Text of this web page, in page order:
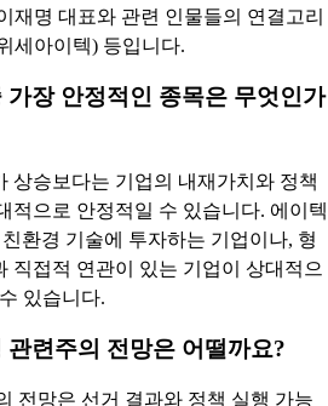
재명 대표와 관련 인물들의 연결고리
세아이텍) 등입니다.
장 안정적인 종목은 무엇인가
상승보다는 기업의 내재가치와 정책
적으로 안정적일 수 있습니다. 에이텍
환경 기술에 투자하는 기업이나, 형
직접적 연관이 있는 기업이 상대적으
있습니다.
련주의 전망은 어떨까요?
전망은 선거 결과와 정책 실행 가능